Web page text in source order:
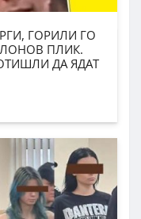
ГОРИЛИ ГО
ПЛИК.
ДА ЯДАТ